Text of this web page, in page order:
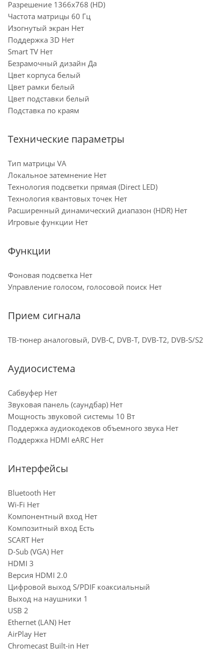
Разрешение 1366x768 (HD)
Частота матрицы 60 Гц
Изогнутый экран Нет
Поддержка 3D Нет
Smart TV Нет
Безрамочный дизайн Да
Цвет корпуса белый
Цвет рамки белый
Цвет подставки белый
Подставка по краям
Технические параметры
Тип матрицы VA
Локальное затемнение Нет
Технология подсветки прямая (Direct LED)
Технология квантовых точек Нет
Расширенный динамический диапазон (HDR) Нет
Игровые функции Нет
Функции
Фоновая подсветка Нет
Управление голосом, голосовой поиск Нет
Прием сигнала
ТВ-тюнер аналоговый, DVB-C, DVB-T, DVB-T2, DVB-S/S2
Аудиосистема
Сабвуфер Нет
Звуковая панель (саундбар) Нет
Мощность звуковой системы 10 Вт
Поддержка аудиокодеков объемного звука Нет
Поддержка HDMI eARC Нет
Интерфейсы
Bluetooth Нет
Wi-Fi Нет
Компонентный вход Нет
Композитный вход Есть
SCART Нет
D-Sub (VGA) Нет
HDMI 3
Версия HDMI 2.0
Цифровой выход S/PDIF коаксиальный
Выход на наушники 1
USB 2
Ethernet (LAN) Нет
AirPlay Нет
Chromecast Built-in Нет